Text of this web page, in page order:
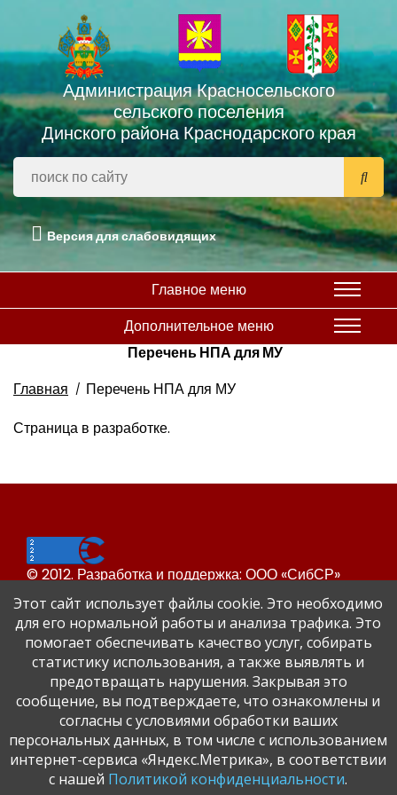
Администрация Красносельского
сельского поселения
Динского района Краснодарского края
Версия для слабовидящих
Главное меню
Дополнительное меню
Перечень НПА для МУ
Главная
Перечень НПА для МУ
Страница в разработке.
© 2012. Разработка и поддержка: ООО «СибСР»
Все права защищены законом и международными
соглашениями.
Сайт Динского района
Официальный сайт администрации Краснодарского
края.
Этот сайт использует файлы cookie. Это необходимо
для его нормальной работы и анализа трафика. Это
помогает обеспечивать качество услуг, собирать
статистику использования, а также выявлять и
предотвращать нарушения. Закрывая это
сообщение, вы подтверждаете, что ознакомлены и
согласны с условиями обработки ваших
персональных данных, в том числе с использованием
интернет-сервиса «Яндекс.Метрика», в соответствии
с нашей Политикой конфиденциальности.